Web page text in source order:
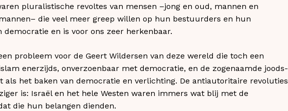
pluralistische revoltes van mensen –jong en oud, mannen en
die veel meer greep willen op hun bestuurders en hun
democratie en is voor ons zeer herkenbaar.
probleem voor de Geert Wildersen van deze wereld die toch een
enerzijds, onverzoenbaar met democratie, en de zogenaamde joods-
het baken van democratie en verlichting. De antiautoritaire revoluties
is: Israël en het hele Westen waren immers wat blij met de
die hun belangen dienden.